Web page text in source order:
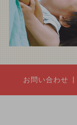
お問い合わせ